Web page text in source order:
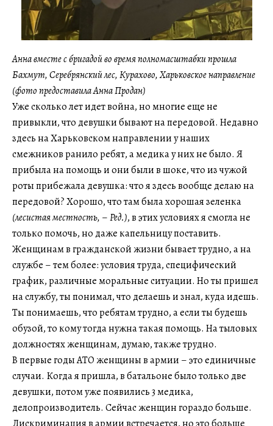
Анна вместе с бригадой во время полномасштабки прошла
Бахмут, Серебрянский лес, Курахово, Харьковское направление
(фото предоставила Анна Продан)
Уже сколько лет идет война, но многие еще не
привыкли, что девушки бывают на передовой. Недавно
здесь на Харьковском направлении у наших
смежников ранило ребят, а медика у них не было. Я
прибыла на помощь и они были в шоке, что из чужой
роты прибежала девушка: что я здесь вообще делаю на
передовой? Хорошо, что там была хорошая зеленка
(лесистая местность, –Ред.), в этих условиях я смогла не
только помочь, но даже капельницу поставить.
Женщинам в гражданской жизни бывает трудно, а на
службе – тем более: условия труда, специфический
график, различные моральные ситуации. Но ты пришел
на службу, ты понимал, что делаешь и знал, куда идешь.
Ты понимаешь, что ребятам трудно, а если ты будешь
обузой, то кому тогда нужна такая помощь. На тыловых
должностях женщинам, думаю, также трудно.
В первые годы АТО женщины в армии – это единичные
случаи. Когда я пришла, в батальоне было только две
девушки, потом уже появились 3 медика,
делопроизводитель. Сейчас женщин гораздо больше.